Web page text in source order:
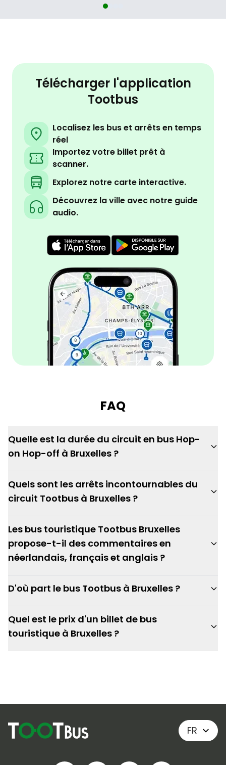
of
Télécharger l'application
Tootbus
Localisez les bus et arrêts en temps
réel
Importez votre billet prêt à
scanner.
Explorez notre carte interactive.
Découvrez la ville avec notre guide
audio.
FAQ
Quelle est la durée du circuit en bus Hop-
on Hop-off à Bruxelles ?
Quels sont les arrêts incontournables du
circuit Tootbus à Bruxelles ?
Les bus touristique Tootbus Bruxelles
propose-t-il des commentaires en
néerlandais, français et anglais ?
D'où part le bus Tootbus à Bruxelles ?
Quel est le prix d'un billet de bus
touristique à Bruxelles ?
FR